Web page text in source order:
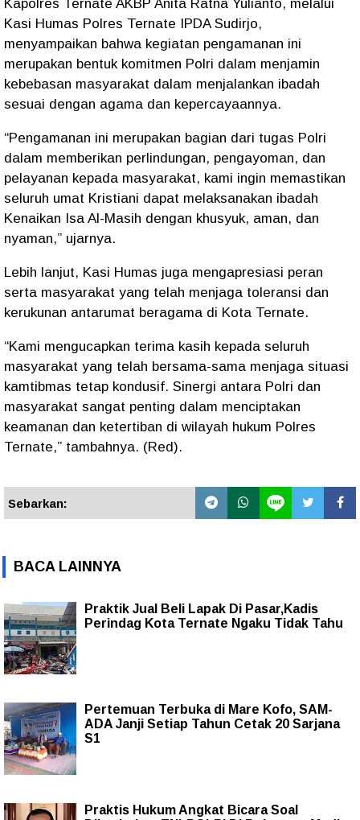
Kapolres Ternate AKBP Anita Ratna Yulianto, melalui
Kasi Humas Polres Ternate IPDA Sudirjo,
menyampaikan bahwa kegiatan pengamanan ini
merupakan bentuk komitmen Polri dalam menjamin
kebebasan masyarakat dalam menjalankan ibadah
sesuai dengan agama dan kepercayaannya.
“Pengamanan ini merupakan bagian dari tugas Polri
dalam memberikan perlindungan, pengayoman, dan
pelayanan kepada masyarakat, kami ingin memastikan
seluruh umat Kristiani dapat melaksanakan ibadah
Kenaikan Isa Al-Masih dengan khusyuk, aman, dan
nyaman,” ujarnya.
Lebih lanjut, Kasi Humas juga mengapresiasi peran
serta masyarakat yang telah menjaga toleransi dan
kerukunan antarumat beragama di Kota Ternate.
“Kami mengucapkan terima kasih kepada seluruh
masyarakat yang telah bersama-sama menjaga situasi
kamtibmas tetap kondusif. Sinergi antara Polri dan
masyarakat sangat penting dalam menciptakan
keamanan dan ketertiban di wilayah hukum Polres
Ternate,” tambahnya. (Red).
Sebarkan:
BACA LAINNYA
Praktik Jual Beli Lapak Di Pasar,Kadis
Perindag Kota Ternate Ngaku Tidak Tahu
Pertemuan Terbuka di Mare Kofo, SAM-
ADA Janji Setiap Tahun Cetak 20 Sarjana
S1
Praktis Hukum Angkat Bicara Soal